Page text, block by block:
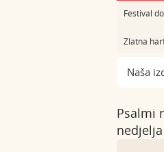
Festival
Zlatna
Naša
Psalmi
nedjelja